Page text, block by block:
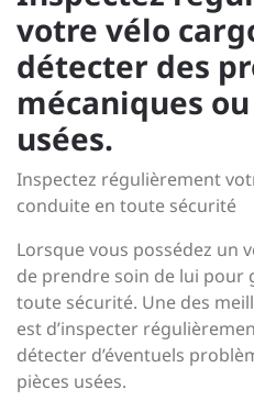
votre vélo
détecter des
mécaniques
usées.
Inspectez régulièrement
conduite en toute sécurité
Lorsque vous possédez un
de prendre soin de lui pour
toute sécurité. Une des
est d’inspecter
détecter d’éventuels
pièces usées.